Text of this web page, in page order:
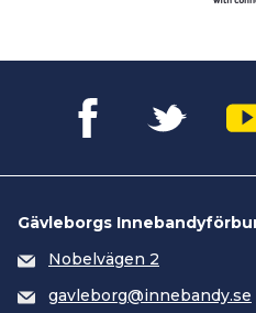
Gävleborgs
Nobelvägen 2
gavleborg@innebandy.se